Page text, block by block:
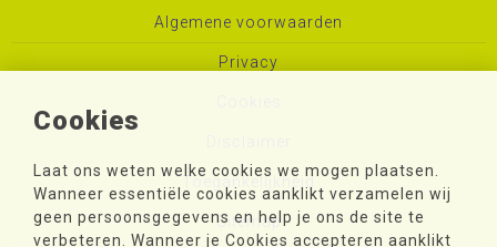
Cookies
Laat ons weten welke cookies we mogen plaatsen.
Wanneer essentiële cookies aanklikt verzamelen wij
geen persoonsgegevens en help je ons de site te
verbeteren. Wanneer je Cookies accepteren aanklikt
Algemene voorwaarden
Privacy
Toegankelijkheid
Sitemap